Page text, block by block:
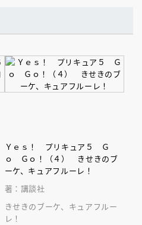
Ｙｅｓ！ プリキュア５ Ｇ
ｏ Ｇｏ！（４） きせきのブ
ーケ、キュアフルーレ！
著：講談社
きせきのブーケ、キュアフルー
レ！